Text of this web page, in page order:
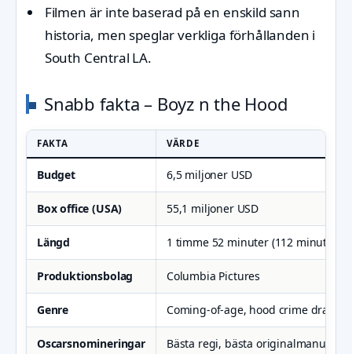
Filmen är inte baserad på en enskild sann
historia, men speglar verkliga förhållanden i
South Central LA.
Snabb fakta – Boyz n the Hood
FAKTA VÄRDE
Budget 6,5 miljoner USD
Box office (USA) 55,1 miljoner USD
Längd 1 timme 52 minuter (112 minuter)
Produktionsbolag Columbia Pictures
Genre Coming-of-age, hood crime drama
Oscarsnomineringar
Bästa regi, bästa originalmanus